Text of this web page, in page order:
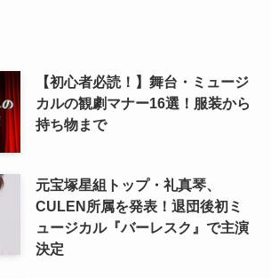
【初心者必読！】舞台・ミュージ
カルの観劇マナー16選！服装から
持ち物まで
元宝塚星組トップ・礼真琴、
CULEN所属を発表！退団後初ミ
ュージカル『バーレスク』で主演
決定